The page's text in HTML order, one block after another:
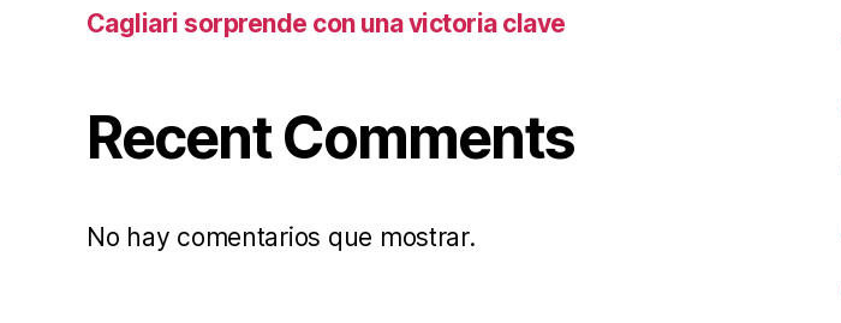
Cagliari sorprende con una victoria clave
Recent Comments
No hay comentarios que mostrar.